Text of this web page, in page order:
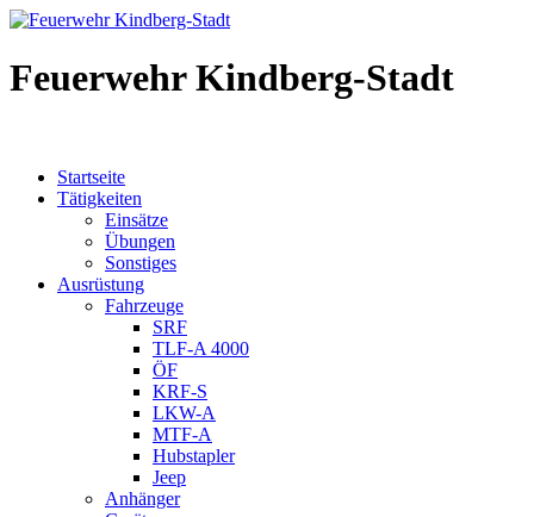
Feuerwehr Kindberg-Stadt
Startseite
Tätigkeiten
Einsätze
Übungen
Sonstiges
Ausrüstung
Fahrzeuge
SRF
TLF-A 4000
ÖF
KRF-S
LKW-A
MTF-A
Hubstapler
Jeep
Anhänger